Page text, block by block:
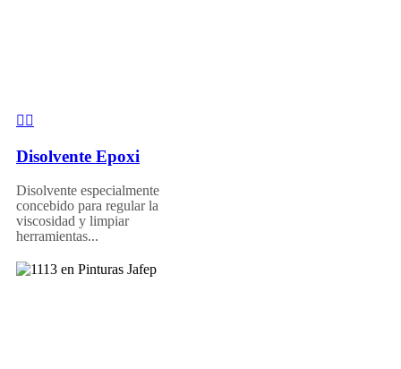
Disolvente Epoxi
Disolvente especialmente
concebido para regular la
viscosidad y limpiar
herramientas...